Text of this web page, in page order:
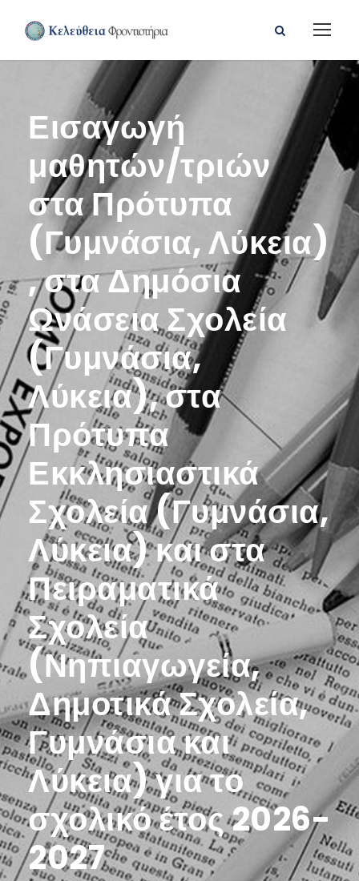
Εισαγωγή
μαθητών/τριών
στα Πρότυπα
(Γυμνάσια, Λύκεια)
, στα Δημόσια
Ωνάσεια Σχολεία
(Γυμνάσια,
Λύκεια), στα
Πρότυπα
Εκκλησιαστικά
Σχολεία (Γυμνάσια,
Λύκεια) και στα
Πειραματικά
Σχολεία
(Νηπιαγωγεία,
Δημοτικά Σχολεία,
Γυμνάσια και
Λύκεια) για το
σχολικό έτος 2026-
2027